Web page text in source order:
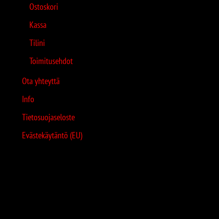
Ostoskori
Kassa
Tilini
Toimitusehdot
Ota yhteyttä
Info
Tietosuojaseloste
Evästekäytäntö (EU)